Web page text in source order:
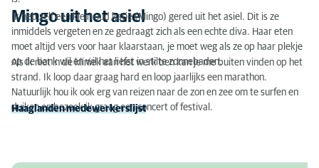
Mingo uit het asiel
Ik heb zelf een klein oud katje (Mingo) gered uit het asiel. Dit is ze
inmiddels vergeten en ze gedraagt zich als een echte diva. Haar eten
moet altijd vers voor haar klaarstaan, je moet weg als ze op haar plekje
op de bank wil en wil het liefst in stilte zonnebaden.
Als ik niet in de kliniek aan het werk ben kan je me buiten vinden op het
strand. Ik loop daar graag hard en loop jaarlijks een marathon.
Natuurlijk hou ik ook erg van reizen naar de zon en zee om te surfen en
duiken en bezoek ik graag een concert of festival.
Haaglanden medewerkerslijst